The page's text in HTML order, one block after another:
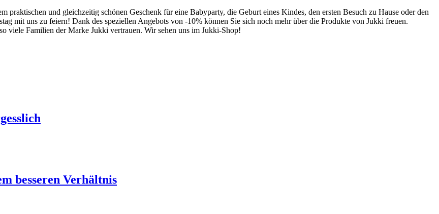
und gleichzeitig schönen Geschenk für eine Babyparty, die Geburt eines Kindes, den ersten Besuch zu Hause oder den
mit uns zu feiern! Dank des speziellen Angebots von -10% können Sie sich noch mehr über die Produkte von Jukki freuen.
viele Familien der Marke Jukki vertrauen. Wir sehen uns im Jukki-Shop!
besseren Verhältnis